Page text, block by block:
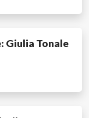
Giulia Tonale